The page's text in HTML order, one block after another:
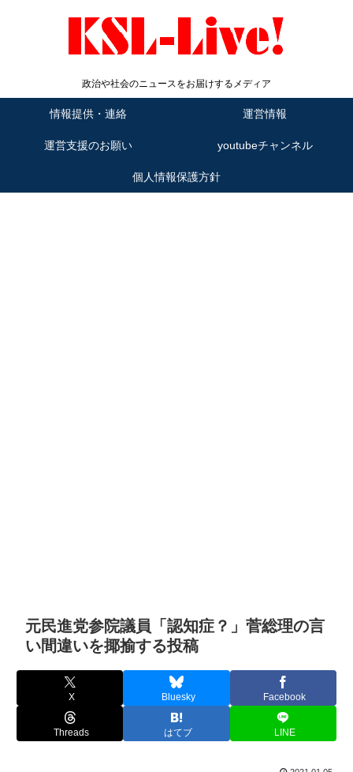
政治や社会のニュースをお届けするメディア
情報提供・連絡 運営情報
運営支援のお願い youtubeチャンネル
個人情報保護方針
元民進党参院議員「認知症？」菅総理の言
い間違いを揶揄する投稿
X Bluesky Facebook
Threads はてブ LINE